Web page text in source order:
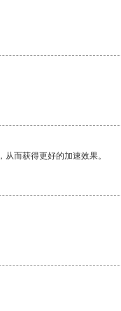
而获得更好的加速效果。